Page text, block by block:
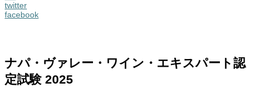
twitter
facebook
ナパ・ヴァレー・ワイン・エキスパート認
定試験 2025